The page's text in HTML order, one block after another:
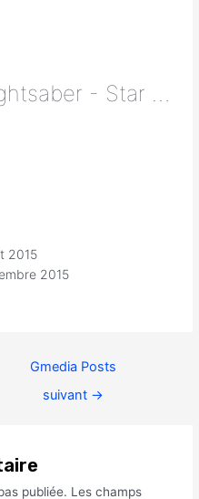
2015
2015
Gmedia Posts
suivant →
publiée. Les champs